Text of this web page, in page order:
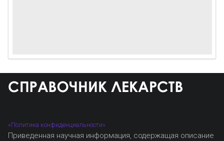
«Политика конфиденциальности»
Приведенная научная информация, содержащая описание